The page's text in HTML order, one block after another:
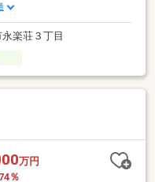
楽荘３丁目
万円
％